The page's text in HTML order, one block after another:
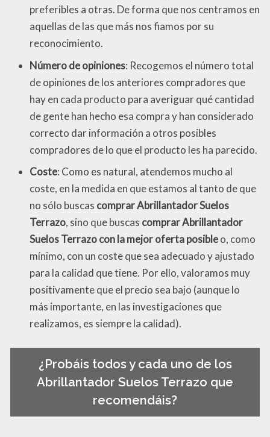
preferibles a otras. De forma que nos centramos en
aquellas de las que más nos fiamos por su
reconocimiento.
Número de opiniones: Recogemos el número total
de opiniones de los anteriores compradores que
hay en cada producto para averiguar qué cantidad
de gente han hecho esa compra y han considerado
correcto dar información a otros posibles
compradores de lo que el producto les ha parecido.
Coste: Como es natural, atendemos mucho al
coste, en la medida en que estamos al tanto de que
no sólo buscas comprar Abrillantador Suelos
Terrazo, sino que buscas comprar Abrillantador
Suelos Terrazo con la mejor oferta posibleo, como
mínimo, con un coste que sea adecuado y ajustado
para la calidad que tiene. Por ello, valoramos muy
positivamente que el precio sea bajo (aunque lo
más importante, en las investigaciones que
realizamos, es siempre la calidad).
¿Probáis todos y cada uno de los
Abrillantador Suelos Terrazo que
recomendáis?